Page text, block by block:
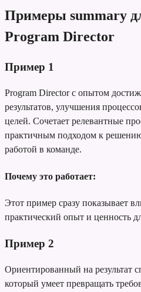
Примеры summary
Program Director
Пример 1
Program Director с опытом
результатов, улучшения
целей. Сочетает релевантные
практичным подходом к
работой в команде.
Почему это работает:
Этот пример сразу показывает
практический опыт и ценность
Пример 2
Ориентированный на результат
который умеет превращать